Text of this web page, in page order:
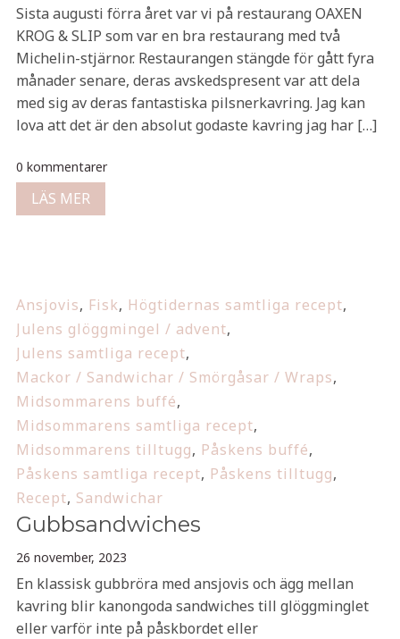
Sista augusti förra året var vi på restaurang OAXEN
KROG & SLIP som var en bra restaurang med två
Michelin-stjärnor. Restaurangen stängde för gått fyra
månader senare, deras avskedspresent var att dela
med sig av deras fantastiska pilsnerkavring. Jag kan
lova att det är den absolut godaste kavring jag har […]
0 kommentarer
LÄS MER
Ansjovis, Fisk, Högtidernas samtliga recept,
Julens glöggmingel / advent,
Julens samtliga recept,
Mackor / Sandwichar / Smörgåsar / Wraps,
Midsommarens buffé,
Midsommarens samtliga recept,
Midsommarens tilltugg, Påskens buffé,
Påskens samtliga recept, Påskens tilltugg,
Recept, Sandwichar
Gubbsandwiches
26 november, 2023
En klassisk gubbröra med ansjovis och ägg mellan
kavring blir kanongoda sandwiches till glöggminglet
eller varför inte på påskbordet eller